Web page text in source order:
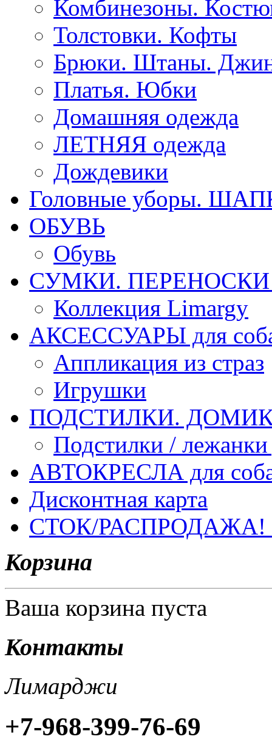
Комбинезоны.
Толстовки. Кофты
Брюки. Штаны.
Платья. Юбки
Домашняя одежда
ЛЕТНЯЯ одежда
Дождевики
Головные уборы.
ОБУВЬ
Обувь
СУМКИ. ПЕРЕНОСКИ
Коллекция Limargy
АКСЕССУАРЫ для
Аппликация из страз
Игрушки
ПОДСТИЛКИ. ДОМИКИ
Подстилки / лежанки
АВТОКРЕСЛА для
Дисконтная карта
СТОК/
Корзина
Ваша корзина пуста
Контакты
Лимарджи
+7-968-399-76-69